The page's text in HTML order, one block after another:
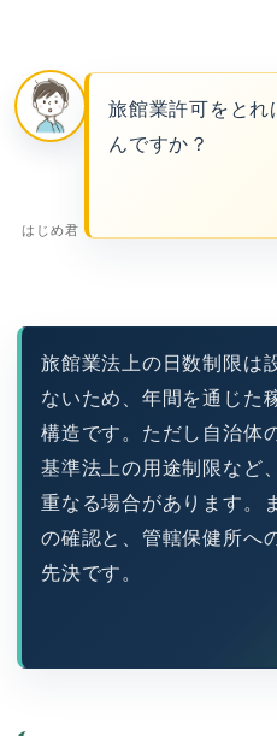
はじめ君
旅館業許可をとれ
んですか？
旅館業法上の日数制限は
ないため、年間を通じた
構造です。ただし自治体
基準法上の用途制限など
重なる場合があります。
の確認と、管轄保健所へ
先決です。